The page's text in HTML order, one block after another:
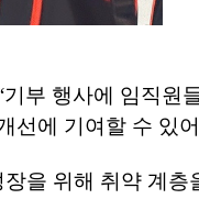
부 행사에 임직
선에 기여할 수 있
장을 위해 취약 계층